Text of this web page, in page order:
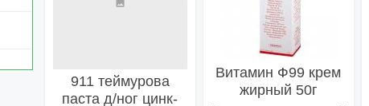
911 теймурова
паста д/ног цинк-
Витамин Ф99 крем
жирный 50г